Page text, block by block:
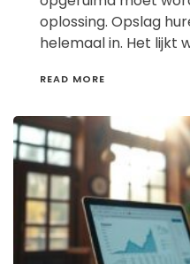
oplossing. Opslag
helemaal in. Het lijkt
READ MORE